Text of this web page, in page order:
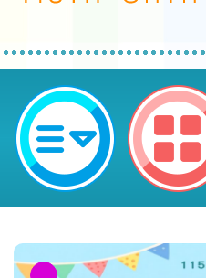
neilctes網站設